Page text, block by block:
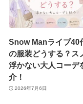
Snow Manライブ40
の服装どうする？ス
浮かない大人コーデ
介！
2026年7月6日